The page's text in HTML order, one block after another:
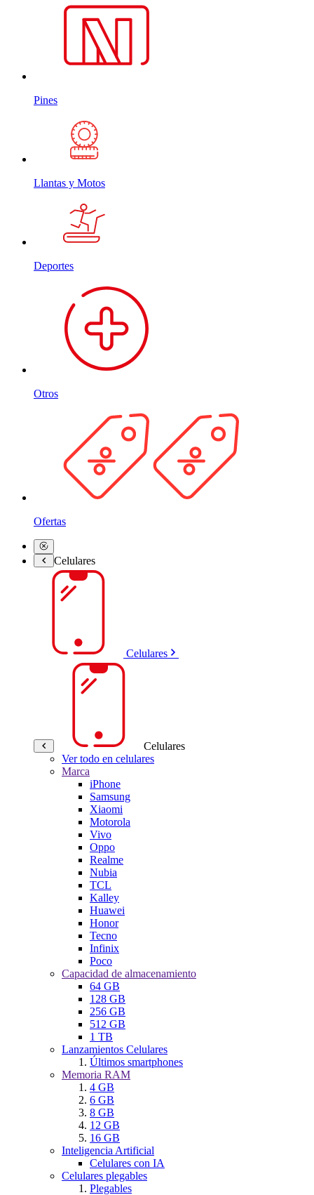
Pines
Llantas y Motos
Deportes
Otros
Ofertas
Celulares
Celulares
Celulares
Ver todo en celulares
Marca
iPhone
Samsung
Xiaomi
Motorola
Vivo
Oppo
Realme
Nubia
TCL
Kalley
Huawei
Honor
Tecno
Infinix
Poco
Capacidad de almacenamiento
64 GB
128 GB
256 GB
512 GB
1 TB
Lanzamientos Celulares
Últimos smartphones
Memoria RAM
4 GB
6 GB
8 GB
12 GB
16 GB
Inteligencia Artificial
Celulares con IA
Celulares plegables
Plegables